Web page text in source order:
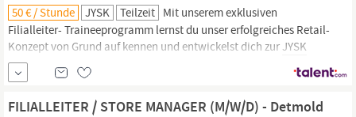
50 € / Stunde JYSK Teilzeit Mit unserem exklusiven
Filialleiter- Traineeprogramm lernst du unser erfolgreiches Retail-
Konzept von Grund auf kennen und entwickelst dich zur JYSK
Führungskraft mit Verantwortung für einen eigenen Store. Werde
Teil eines internationalen Unternehmens, das Entwicklung und
unternehmerisches Denken aktiv fördert.
FILIALLEITER / STORE MANAGER (M/W/D) - Detmold